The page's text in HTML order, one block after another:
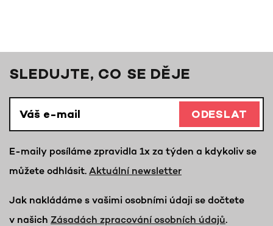
SLEDUJTE, CO SE DĚJE
ODESLAT
E-maily posíláme zpravidla 1x za týden a kdykoliv se
můžete odhlásit. Aktuální newsletter
Jak nakládáme s vašimi osobními údaji se dočtete
v našich Zásadách zpracování osobních údajů.